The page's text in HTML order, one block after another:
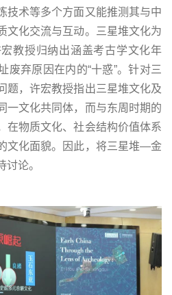
技术等多个方面又能推测其与中
文化交流与互动。三星堆文化为
教授归纳出涵盖考古学文化年
废弃原因在内的“十惑”。针对三
题，许宏教授指出三星堆文化及
一文化共同体，而与东周时期的
在物质文化、社会结构价值体系
文化面貌。因此，将三星堆—金
论。